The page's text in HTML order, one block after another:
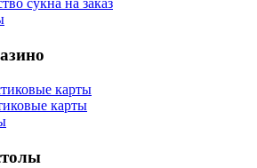
сукна на заказ
карты
карты